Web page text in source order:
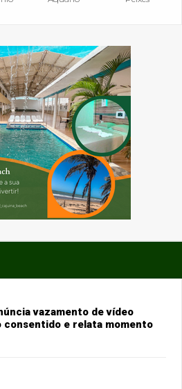
vazamento de vídeo
consentido e relata momento